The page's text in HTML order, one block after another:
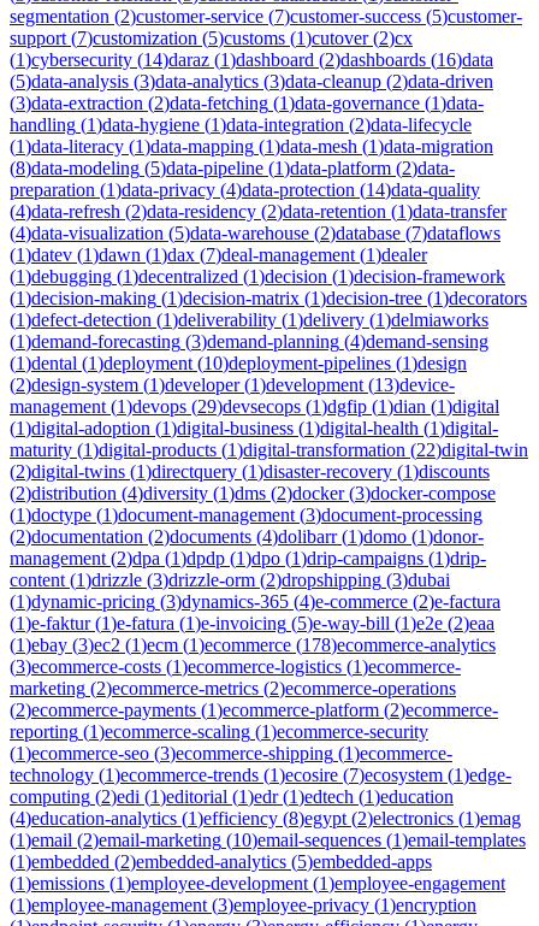
segmentation (2)customer-service (7)customer-success (5)customer-
support (7)customization (5)customs (1)cutover(2)cx
(1)cybersecurity (14)daraz (1)dashboard (2)dashboards (16)data
(5)data-analysis (3)data-analytics (3)data-cleanup (2)data-driven
(3)data-extraction (2)data-fetching (1)data-governance (1)data-
handling (1)data-hygiene (1)data-integration (2)data-lifecycle
(1)data-literacy (1)data-mapping (1)data-mesh (1)data-migration
(8)data-modeling (5)data-pipeline (1)data-platform (2)data-
preparation (1)data-privacy (4)data-protection (14)data-quality
(4)data-refresh (2)data-residency (2)data-retention (1)data-transfer
(4)data-visualization (5)data-warehouse (2)database (7)dataflows
(1)datev (1)dawn (1)dax (7)deal-management (1)dealer
(1)debugging (1)decentralized (1)decision (1)decision-framework
(1)decision-making (1)decision-matrix (1)decision-tree (1)decorators
(1)defect-detection (1)deliverability (1)delivery (1)delmiaworks
(1)demand-forecasting (3)demand-planning (4)demand-sensing
(1)dental (1)deployment (10)deployment-pipelines (1)design
(2)design-system (1)developer(1)development (13)device-
management (1)devops (29)devsecops (1)dgfip (1)dian (1)digital
(1)digital-adoption (1)digital-business (1)digital-health (1)digital-
maturity (1)digital-products (1)digital-transformation (22)digital-twin
(2)digital-twins (1)directquery (1)disaster-recovery (1)discounts
(2)distribution (4)diversity (1)dms (2)docker(3)docker-compose
(1)doctype (1)document-management (3)document-processing
(2)documentation (2)documents (4)dolibarr(1)domo (1)donor-
management (2)dpa (1)dpdp (1)dpo (1)drip-campaigns (1)drip-
content (1)drizzle (3)drizzle-orm (2)dropshipping (3)dubai
(1)dynamic-pricing (3)dynamics-365 (4)e-commerce (2)e-factura
(1)e-faktur(1)e-fatura (1)e-invoicing (5)e-way-bill (1)e2e (2)eaa
(1)ebay (3)ec2 (1)ecm (1)ecommerce (178)ecommerce-analytics
(3)ecommerce-costs (1)ecommerce-logistics (1)ecommerce-
marketing (2)ecommerce-metrics (2)ecommerce-operations
(2)ecommerce-payments (1)ecommerce-platform (2)ecommerce-
reporting (1)ecommerce-scaling (1)ecommerce-security
(1)ecommerce-seo (3)ecommerce-shipping (1)ecommerce-
technology (1)ecommerce-trends (1)ecosire (7)ecosystem (1)edge-
computing (2)edi (1)editorial (1)edr(1)edtech (1)education
(4)education-analytics (1)efficiency (8)egypt (2)electronics (1)emag
(1)email (2)email-marketing (10)email-sequences (1)email-templates
(1)embedded (2)embedded-analytics (5)embedded-apps
(1)emissions (1)employee-development (1)employee-engagement
(1)employee-management (3)employee-privacy (1)encryption